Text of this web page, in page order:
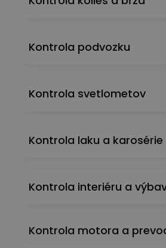
Kontrola podvozku
Kontrola svetlometov
Kontrola laku a karosérie
Kontrola interiéru a
Kontrola motora a